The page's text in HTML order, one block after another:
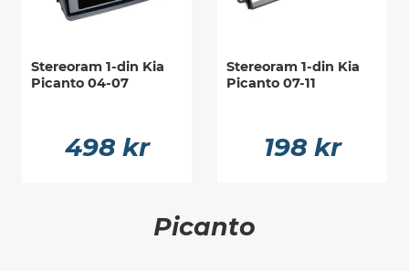
Stereoram 1-din Kia
Picanto 04-07
498 kr
Stereoram 1-din Kia
Picanto 07-11
198 kr
Picanto